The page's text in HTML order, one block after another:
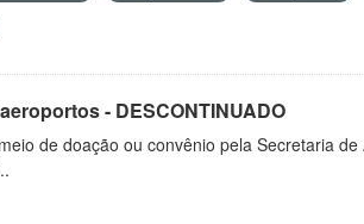
- DESCONTINUADO
de doação ou convênio pela Secretaria